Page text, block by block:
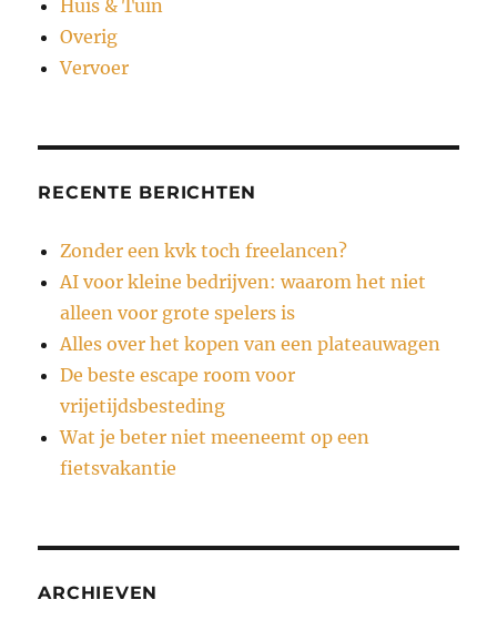
Huis & Tuin
Overig
Vervoer
RECENTE BERICHTEN
Zonder een kvk toch freelancen?
AI voor kleine bedrijven: waarom het niet
alleen voor grote spelers is
Alles over het kopen van een plateauwagen
De beste escape room voor
vrijetijdsbesteding
Wat je beter niet meeneemt op een
fietsvakantie
ARCHIEVEN